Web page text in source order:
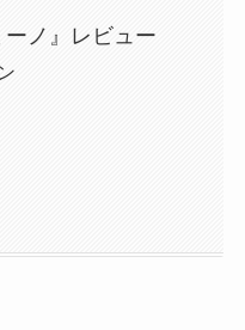
ノ』レビュー